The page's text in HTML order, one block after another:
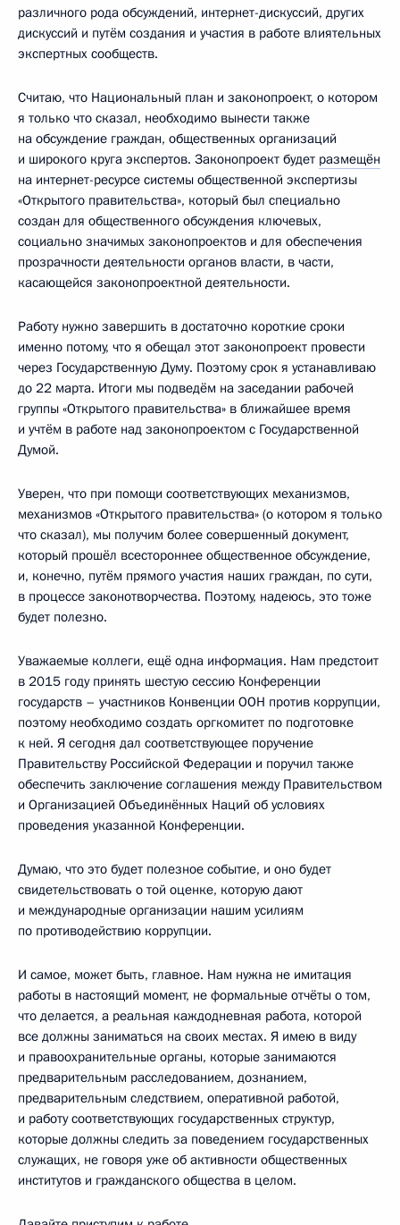
различного рода обсуждений, интернет-дискуссий, других
дискуссий и путём создания и участия в работе влиятельных
экспертных сообществ.
Считаю, что Национальный план и законопроект, о котором
я только что сказал, необходимо вынести также
на обсуждение граждан, общественных организаций
и широкого круга экспертов. Законопроект будет размещён
на интернет-ресурсе системы общественной экспертизы
«Открытого правительства», который был специально
создан для общественного обсуждения ключевых,
социально значимых законопроектов и для обеспечения
прозрачности деятельности органов власти, в части,
касающейся законопроектной деятельности.
Работу нужно завершить в достаточно короткие сроки
именно потому, что я обещал этот законопроект провести
через Государственную Думу. Поэтому срок я устанавливаю
до 22 марта. Итоги мы подведём на заседании рабочей
группы «Открытого правительства» в ближайшее время
и учтём в работе над законопроектом с Государственной
Думой.
Уверен, что при помощи соответствующих механизмов,
механизмов «Открытого правительства» (о котором я только
что сказал), мы получим более совершенный документ,
который прошёл всестороннее общественное обсуждение,
и, конечно, путём прямого участия наших граждан, по сути,
в процессе законотворчества. Поэтому, надеюсь, это тоже
будет полезно.
Уважаемые коллеги, ещё одна информация. Нам предстоит
в 2015 году принять шестую сессию Конференции
государств – участников Конвенции ООН против коррупции,
поэтому необходимо создать оргкомитет по подготовке
к ней. Я сегодня дал соответствующее поручение
Правительству Российской Федерации и поручил также
обеспечить заключение соглашения между Правительством
и Организацией Объединённых Наций об условиях
проведения указанной Конференции.
Думаю, что это будет полезное событие, и оно будет
свидетельствовать о той оценке, которую дают
и международные организации нашим усилиям
по противодействию коррупции.
И самое, может быть, главное. Нам нужна не имитация
работы в настоящий момент, не формальные отчёты о том,
что делается, а реальная каждодневная работа, которой
все должны заниматься на своих местах. Я имею в виду
и правоохранительные органы, которые занимаются
предварительным расследованием, дознанием,
предварительным следствием, оперативной работой,
и работу соответствующих государственных структур,
которые должны следить за поведением государственных
служащих, не говоря уже об активности общественных
институтов и гражданского общества в целом.